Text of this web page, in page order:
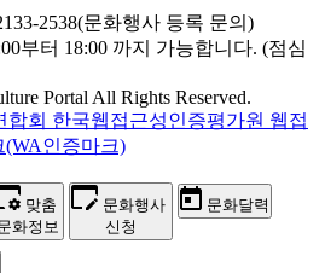
2538(문화행사 등록 문의)
부터 18:00 까지 가능합니다. (점심
Portal All Rights Reserved.
맞춤
화정보
문화행사
신청
문화달력